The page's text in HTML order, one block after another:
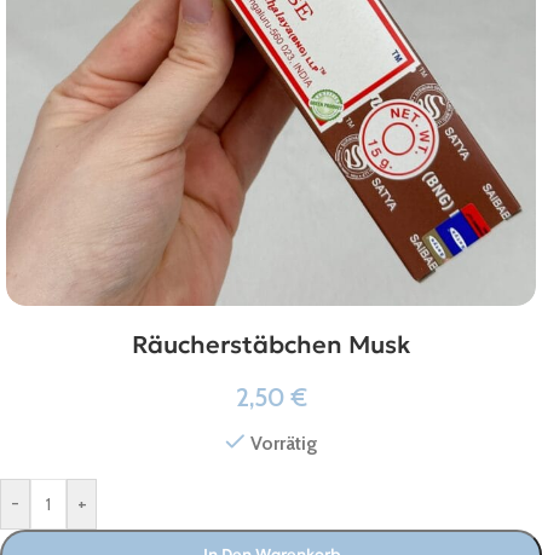
Räucherstäbchen Musk
2,50€
Vorrätig
- +